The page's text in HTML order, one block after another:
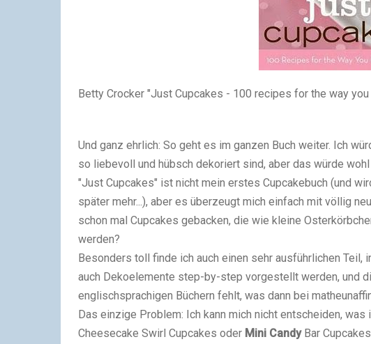
Betty Crocker "Just Cupcakes - 100 recipes for the way
Und ganz ehrlich: So geht es im ganzen Buch weiter. Ich
so liebevoll und hübsch dekoriert sind, aber das würde wohl
"Just Cupcakes" ist nicht mein erstes Cupcakebuch (und
später mehr...), aber es überzeugt mich einfach mit völlig
schon mal Cupcakes gebacken, die wie kleine
werden?
Besonders toll finde ich auch einen sehr ausführlichen Teil,
auch Dekoelemente step-by-step vorgestellt werden, und
englischsprachigen Büchern fehlt, was dann bei
Das einzige Problem: Ich kann mich nicht entscheiden,
Cheesecake Swirl Cupcakes oder Mini CandyBar